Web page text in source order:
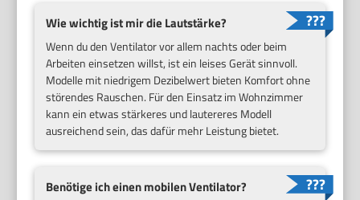
Wie wichtig ist mir die Lautstärke?
Wenn du den Ventilator vor allem nachts oder beim
Arbeiten einsetzen willst, ist ein leises Gerät sinnvoll.
Modelle mit niedrigem Dezibelwert bieten Komfort ohne
störendes Rauschen. Für den Einsatz im Wohnzimmer
kann ein etwas stärkeres und lautereres Modell
ausreichend sein, das dafür mehr Leistung bietet.
Benötige ich einen mobilen Ventilator?